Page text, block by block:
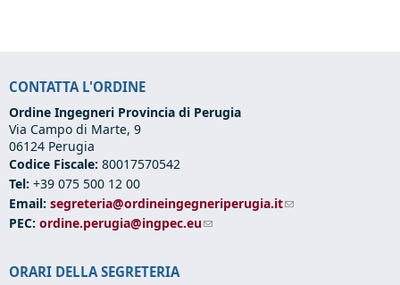
CONTATTA L'ORDINE
Ordine Ingegneri Provincia di Perugia
Via Campo di Marte, 9
06124 Perugia
Codice Fiscale: 80017570542
Tel: +39 075 500 12 00
Email: segreteria@ordineingegneriperugia.it(link sends e-mail)
PEC: ordine.perugia@ingpec.eu(link sends e-mail)
ORARI DELLA SEGRETERIA